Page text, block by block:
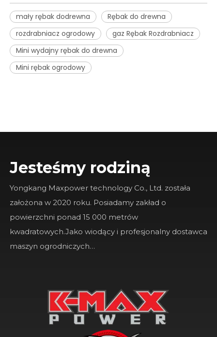
mały rębak dodrewna
Rębak do drewna
rozdrabniacz ogrodowy
gaz Rębak Rozdrabniacz
Mini wydajny rębak do drewna
Mini rębak ogrodowy
Jesteśmy rodziną
Yongkang Maxpower technology Co., Ltd. została
założona w 2020 roku. Posiadamy zakład o
powierzchni ponad 15 000 metrów
kwadratowych.Jako wiodący i profesjonalny dostawca
maszyn ogrodniczych…